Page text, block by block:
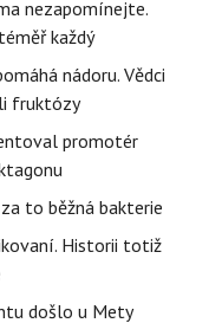
nezapomínejte.
každý
nádoru. Vědci
fruktózy
promotér
to běžná bakterie
Historii totiž
došlo u Mety